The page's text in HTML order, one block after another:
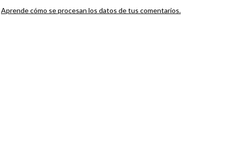
Aprende cómo se procesan los datos de tus comentarios.